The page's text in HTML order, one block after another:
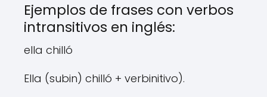
Ejemplos de frases con verbos
intransitivos en inglés:
ella chilló
Ella (subin) chilló + verbinitivo).